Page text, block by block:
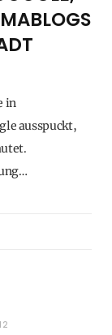
in
ausspuckt,